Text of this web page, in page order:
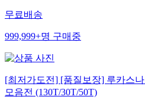
무료배송
999,999+명구매중
[최저가도전] [품질보장] 루카스
모음전 (130T/30T/50T)